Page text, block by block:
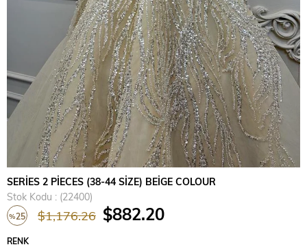
SERİES 2 PİECES (38-44 SİZE) BEİGE COLOUR
Stok Kodu
(22400)
%25
İndirim
$1,176.26 $882.20
RENK